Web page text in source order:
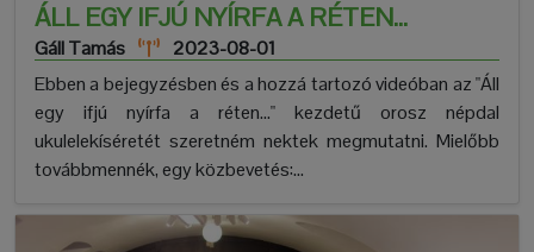
ÁLL EGY IFJÚ NYÍRFA A RÉTEN...
Gáll Tamás
2023-08-01
Ebben a bejegyzésben és a hozzá tartozó videóban az "Áll
egy ifjú nyírfa a réten..." kezdetű orosz népdal
ukulelekíséretét szeretném nektek megmutatni. Mielőbb
továbbmennék, egy közbevetés:...